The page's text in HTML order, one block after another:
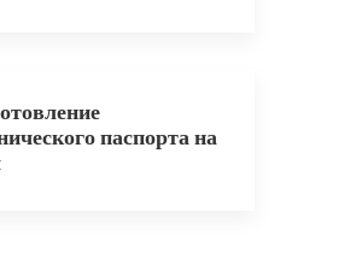
паспорта на